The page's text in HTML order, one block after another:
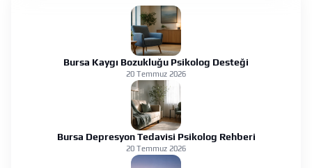
Bursa Kaygı Bozukluğu Psikolog Desteği
20 Temmuz 2026
Bursa Depresyon Tedavisi Psikolog Rehberi
20 Temmuz 2026